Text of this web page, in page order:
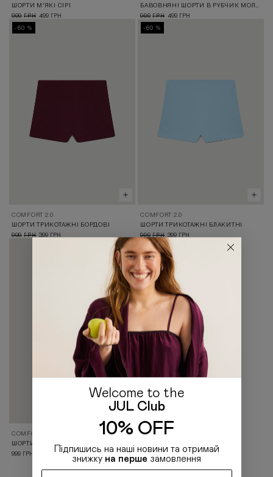
ШОРТИ МʼЯКІ СІРІ
999 ГРН 499 ГРН
БАВОВНЯНІ ШОРТИ В РУБЧИК МОЛОЧНІ
999 ГРН 499 ГРН
-60 %
COMFORT 2.0
ШОРТИ ТРИКОТАЖНІ БОРДОВІ
999 ГРН 399 ГРН
-60 %
COMFORT 2.0
ШОРТИ ТРИКОТАЖНІ БЛАКИТНІ
999 ГРН 399 ГРН
COMFORT
ШОРТИ ТРИКОТАЖНІ МОЛОЧНІ
999 ГРН
Welcome to the
JUL Club
10% OFF
Підпишись на наші новини та отримай
знижку на перше замовлення